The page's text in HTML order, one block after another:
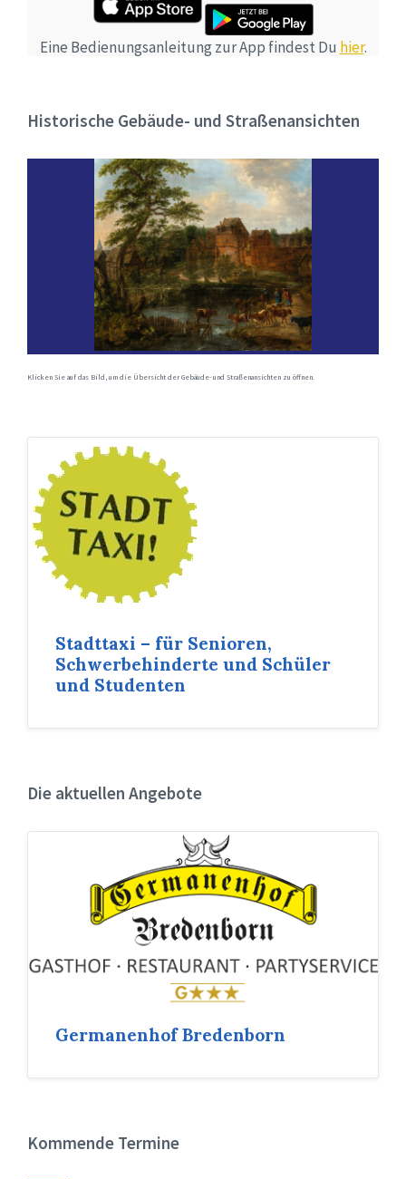
Eine Bedienungsanleitung zur App findest Du hier.
Historische Gebäude- und Straßenansichten
Klicken Sie auf das Bild, um die Übersicht der Gebäude- und Straßenansichten zu öffnen.
Stadttaxi – für Senioren,
Schwerbehinderte und Schüler
und Studenten
Die aktuellen Angebote
Germanenhof Bredenborn
Kommende Termine